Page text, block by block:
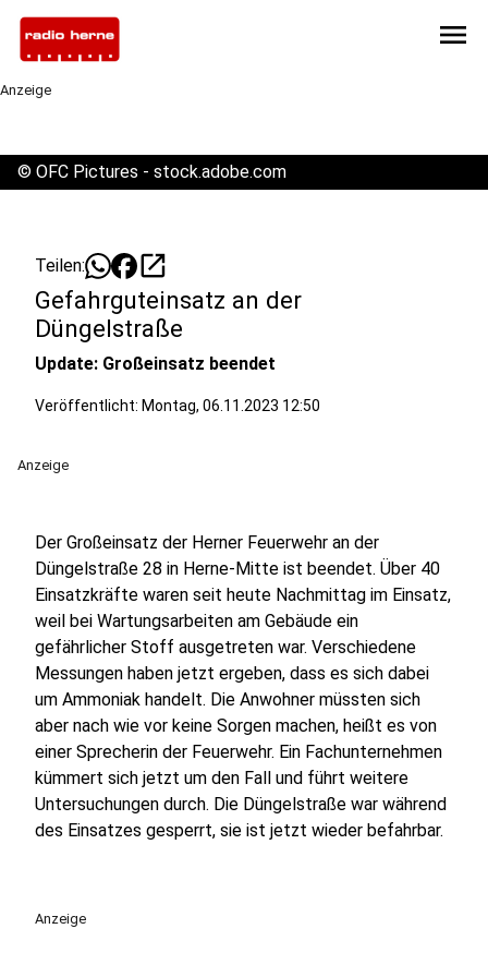
menu
Anzeige
© OFC Pictures - stock.adobe.com
Teilen: open_in_new
Gefahrguteinsatz an der
Düngelstraße
Update: Großeinsatz beendet
Veröffentlicht: Montag, 06.11.2023 12:50
Anzeige
Der Großeinsatz der Herner Feuerwehr an der
Düngelstraße 28 in Herne-Mitte ist beendet. Über 40
Einsatzkräfte waren seit heute Nachmittag im Einsatz,
weil bei Wartungsarbeiten am Gebäude ein
gefährlicher Stoff ausgetreten war. Verschiedene
Messungen haben jetzt ergeben, dass es sich dabei
um Ammoniak handelt. Die Anwohner müssten sich
aber nach wie vor keine Sorgen machen, heißt es von
einer Sprecherin der Feuerwehr. Ein Fachunternehmen
kümmert sich jetzt um den Fall und führt weitere
Untersuchungen durch. Die Düngelstraße war während
des Einsatzes gesperrt, sie ist jetzt wieder befahrbar.
Anzeige